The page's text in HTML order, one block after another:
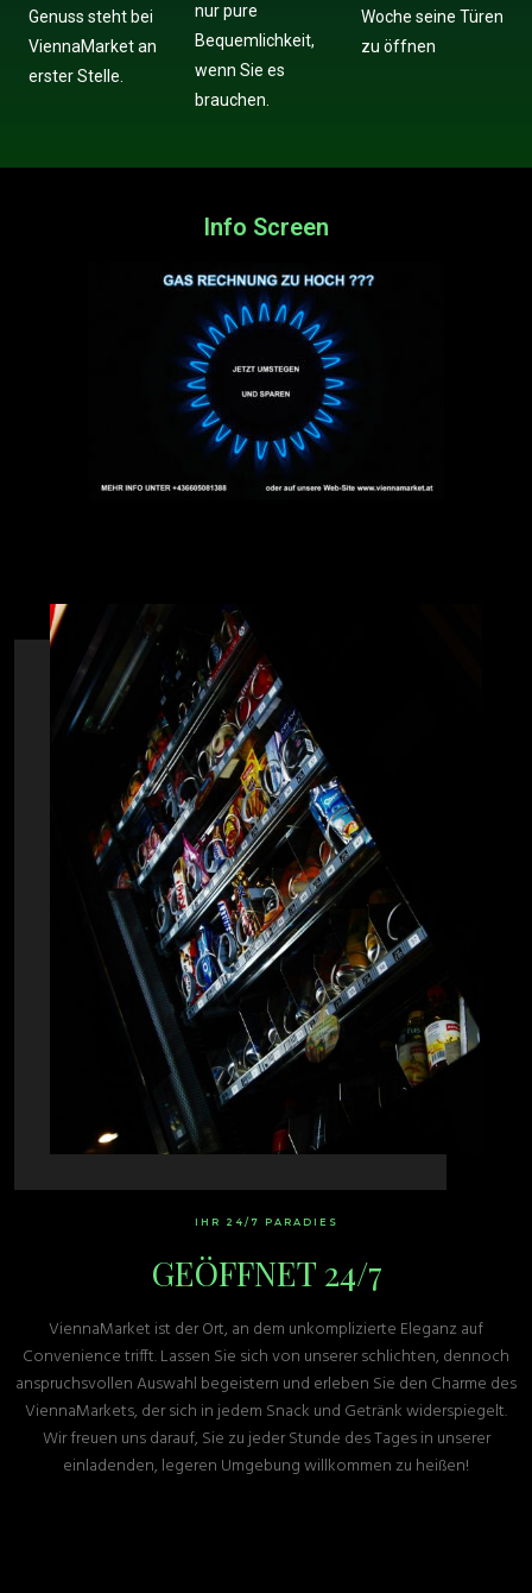
Genuss steht bei
ViennaMarket an
erster Stelle.
nur pure
Bequemlichkeit,
wenn Sie es
brauchen.
Woche seine Türen
zu öffnen
Info Screen
IHR 24/7 PARADIES
GEÖFFNET 24/7
ViennaMarket ist der Ort, an dem unkomplizierte Eleganz auf
Convenience trifft. Lassen Sie sich von unserer schlichten, dennoch
anspruchsvollen Auswahl begeistern und erleben Sie den Charme des
ViennaMarkets, der sich in jedem Snack und Getränk widerspiegelt.
Wir freuen uns darauf, Sie zu jeder Stunde des Tages in unserer
einladenden, legeren Umgebung willkommen zu heißen!